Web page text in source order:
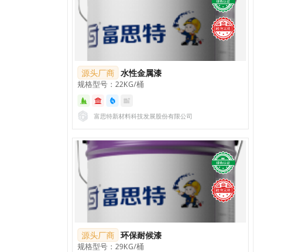
源头厂商 水性金属漆
规格型号：22KG/桶
富思特新材料科技发展股份有限公司
源头厂商 环保耐候漆
规格型号：29KG/桶